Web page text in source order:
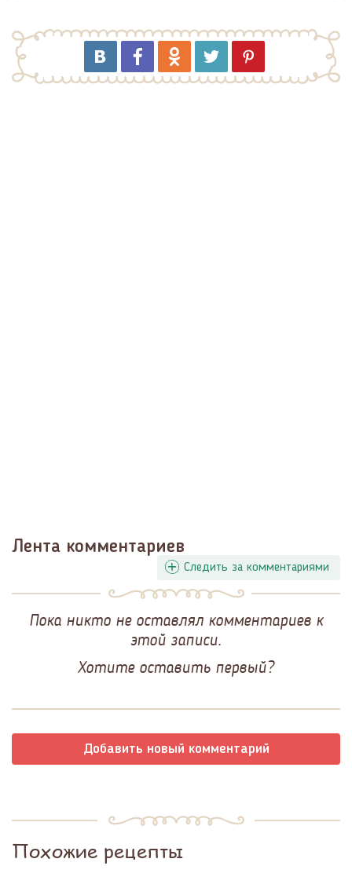
Лента комментариев
Следить за комментариями
Пока никто не оставлял комментариев к
этой записи.
Хотите оставить первый?
Добавить новый комментарий
Похожие рецепты